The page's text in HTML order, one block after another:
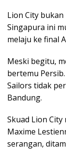
Lion City
Singapura ini
melaju ke final
Meski begitu,
bertemu
Sailors tidak
Bandung.
Skuad Lion
Maxime
serangan,